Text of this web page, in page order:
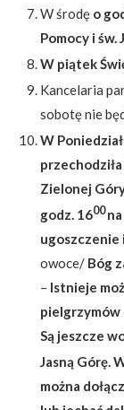
W środę o
Pomocy i św.
W piątek
Kancelaria
sobotę nie
W
Zielonej
godz. 1600
ugoszczenie
owoce/ Bóg
– Istnieje
pielgrzymów
Są jeszcze
Jasną Górę.
można